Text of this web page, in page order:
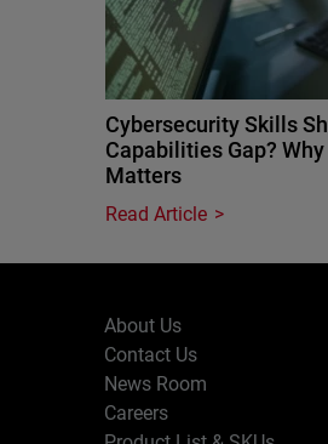
Cybersecurity Skills
Capabilities Gap?
Matters
Read Article
About Us
Contact Us
News Room
Careers